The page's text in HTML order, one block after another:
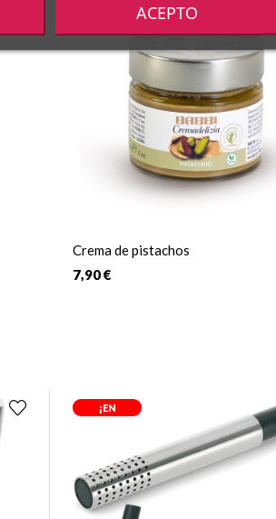
Crema de pistachos
7,90 €
¡EN
OFERTA!
ACEPTO